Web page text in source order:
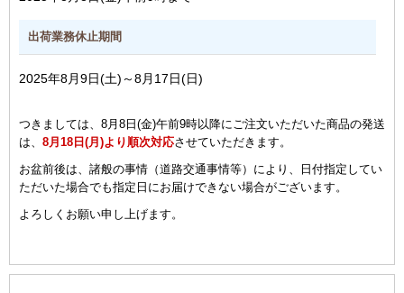
出荷業務休止期間
2025年8月9日(土)～8月17日(日)
つきましては、8月8日(金)午前9時以降にご注文いただいた商品の発送
は、 8月18日(月)より順次対応させていただきます。
お盆前後は、諸般の事情（道路交通事情等）により、日付指定してい
ただいた場合でも指定日にお届けできない場合がございます。
よろしくお願い申し上げます。